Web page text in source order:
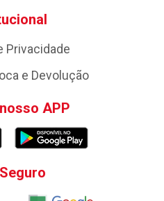
Privacidade
e Devolução
APP